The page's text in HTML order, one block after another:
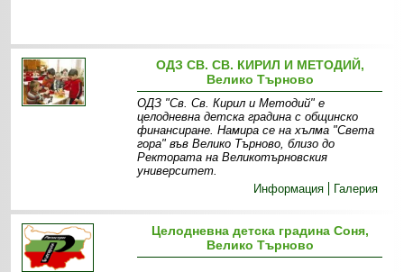
ОДЗ СВ. СВ. КИРИЛ И МЕТОДИЙ,
Велико Търново
ОДЗ "Св. Св. Кирил и Методий" е
целодневна детска градина с общинско
финансиране. Намира се на хълма "Света
гора" във Велико Търново, близо до
Ректората на Великотърновския
университет.
Информация
Галерия
Целодневна детска градина Соня,
Велико Търново